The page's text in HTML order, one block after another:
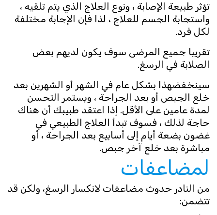
تؤثر طبيعة الإصابة ، ونوع العلاج الذي يتم تلقيه ،
واستجابة الجسم للعلاج ، لذا فإن الإجابة مختلفة
لكل فرد.
تقريبا جميع المرضى سوف يكون لديهم بعض
الصلابة في الرسغ.
سينخفض ​​هذا بشكل عام في الشهر أو الشهرين بعد
خلع الجبص أو بعد الجراحة ، ويستمر التحسن
لمدة عامين على الأقل. إذا اعتقد طبيبك أن هناك
حاجة لذلك ، فسوف تبدأ العلاج الطبيعي في
غضون بضعة أيام إلى أسابيع بعد الجراحة ، أو
مباشرة بعد خلع آخر جبص.
لمضاعفات
من النادر حدوث مضاعفات لانكسار الرسغ، ولكن قد
تتضمن: